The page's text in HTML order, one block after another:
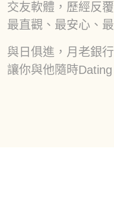
交友軟體，歷經反
最直觀、最安心、
與日俱進，月老銀
讓你與他隨時Dating